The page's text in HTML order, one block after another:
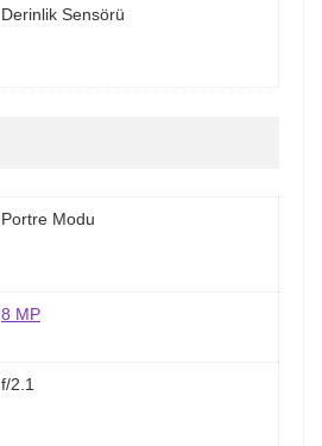
Derinlik Sensörü
Portre Modu
8 MP
f/2.1